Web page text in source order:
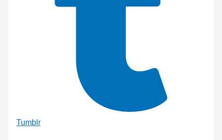
Tumblr